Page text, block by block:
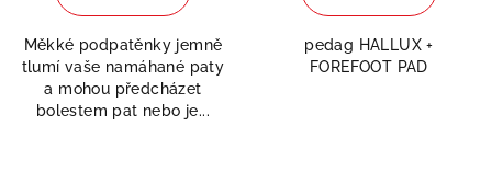
Měkké podpatěnky jemně
tlumí vaše namáhané paty
a mohou předcházet
bolestem pat nebo je...
pedag HALLUX +
FOREFOOT PAD